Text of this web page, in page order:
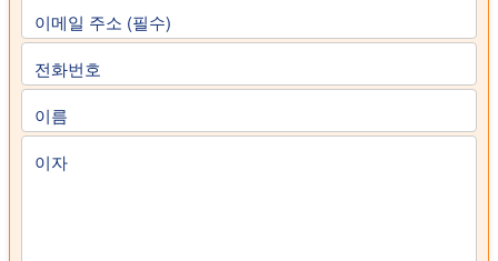
이메일 주소 (필수)
전화번호
이름
이자